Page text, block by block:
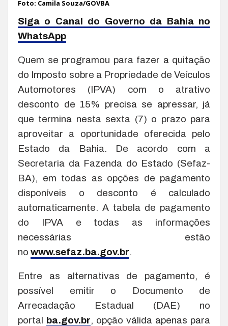
Foto: Camila Souza/GOVBA
Siga o Canal do Governo da Bahia no
WhatsApp
Quem se programou para fazer a quitação
do Imposto sobre a Propriedade de Veículos
Automotores (IPVA) com o atrativo
desconto de 15% precisa se apressar, já
que termina nesta sexta (7) o prazo para
aproveitar a oportunidade oferecida pelo
Estado da Bahia. De acordo com a
Secretaria da Fazenda do Estado (Sefaz-
BA), em todas as opções de pagamento
disponíveis o desconto é calculado
automaticamente. A tabela de pagamento
do IPVA e todas as informações
necessárias estão
no www.sefaz.ba.gov.br.
Entre as alternativas de pagamento, é
possível emitir o Documento de
Arrecadação Estadual (DAE) no
portal ba.gov.br, opção válida apenas para